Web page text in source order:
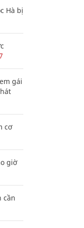
Hà bị
gái
cơ
giờ
cần